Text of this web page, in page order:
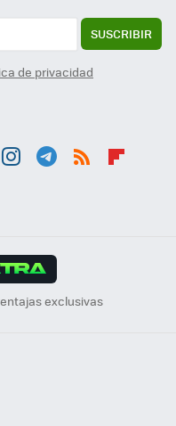
SUSCRIBIR
de privacidad
exclusivas